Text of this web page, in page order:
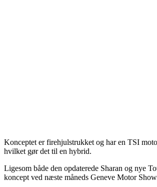
Konceptet er firehjulstrukket og har en TSI
hvilket gør det til en hybrid.
Ligesom både den opdaterede Sharan og nye
koncept ved næste måneds Geneve Motor